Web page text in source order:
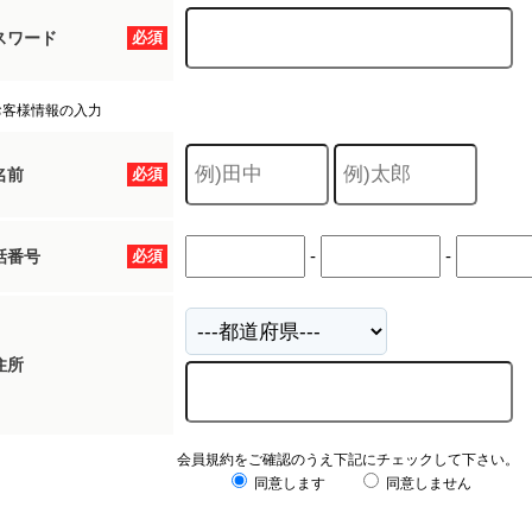
必須
ワード
様情報の入力
必須
前
必須
番号 - -
所
会員規約をご確認のうえ下記にチェックして下さい。
同意します
同意しません